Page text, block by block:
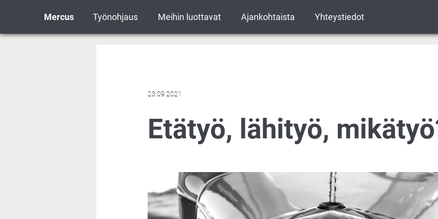
Mercus Työnohjaus Meihin luottavat Ajankohtaista Yhteystiedot
23.09.2021
Etätyö, lähityö,